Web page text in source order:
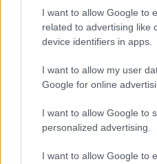
I want to allow Google to
related to advertising like
device identifiers in apps.
I want to allow my user
Google for online
I want to allow Google to
personalized advertising.
I want to allow Google to